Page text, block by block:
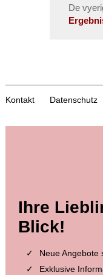
De
Kontakt Datenschutz
Ihre
Blick!
Neue Angebote
Exklusive